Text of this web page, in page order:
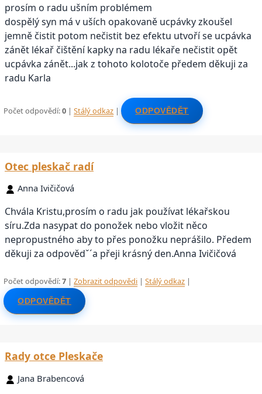
prosím o radu ušním problémem
dospělý syn má v uších opakovaně ucpávky zkoušel
jemně čistit potom nečistit bez efektu utvoří se ucpávka
zánět lékař čištění kapky na radu lékaře nečistit opět
ucpávka zánět...jak z tohoto kolotoče předem děkuji za
radu Karla
Počet odpovědí:0 |Stálý odkaz | ODPOVĚDĚT
Otec pleskač radí
Anna Ivičičová
Chvála Kristu,prosím o radu jak používat lékařskou
síru.Zda nasypat do ponožek nebo vložit něco
nepropustného aby to přes ponožku neprášilo. Předem
děkuji za odpovědˇ´a přeji krásný den.Anna Ivičičová
Počet odpovědí:7 |Zobrazit odpovědi |Stálý odkaz |
ODPOVĚDĚT
Rady otce Pleskače
Jana Brabencová